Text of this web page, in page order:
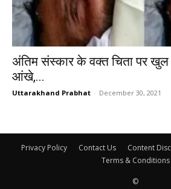
अंतिम संस्कार के वक्त चिता पर खुल
आंखे,...
Uttarakhand Prabhat - December 30, 2021
Privacy Policy Contact Us Content
Terms & Conditions
©